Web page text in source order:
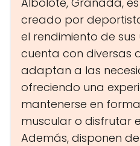
creado por
el rendimiento de sus
cuenta con diversas
adaptan a las
ofreciendo una
mantenerse en
muscular o disfrutar
Además, disponen